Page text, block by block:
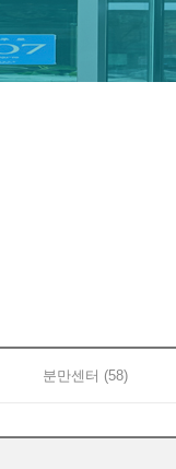
분만센터 (58)